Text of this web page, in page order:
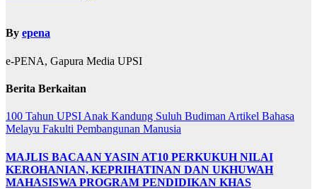
By epena
e-PENA, Gapura Media UPSI
Berita Berkaitan
100 Tahun UPSI Anak Kandung Suluh Budiman Artikel Bahasa
Melayu Fakulti Pembangunan Manusia
MAJLIS BACAAN YASIN AT10 PERKUKUH NILAI
KEROHANIAN, KEPRIHATINAN DAN UKHUWAH
MAHASISWA PROGRAM PENDIDIKAN KHAS